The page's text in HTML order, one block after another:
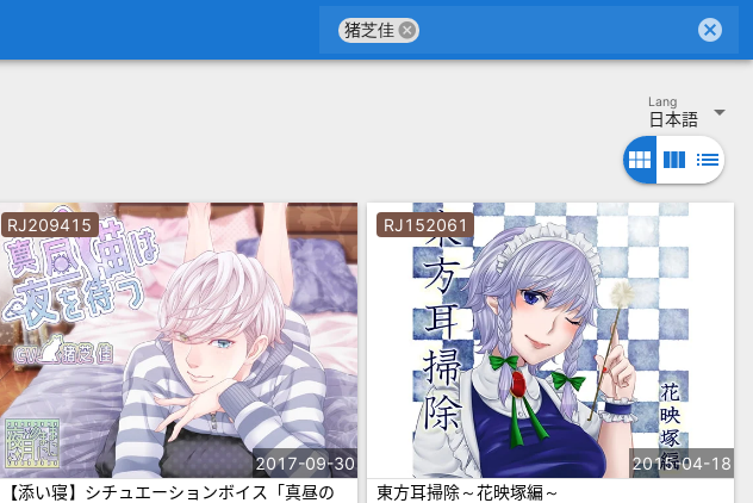
猪芝佳cancel cancel
日本語
Lang arrow_drop_down
view_module view_column list
RJ209415
2017-09-30
【添い寝】シチュエーションボイス「真昼の
RJ152061
2015-04-18
東方耳掃除～花映塚編～